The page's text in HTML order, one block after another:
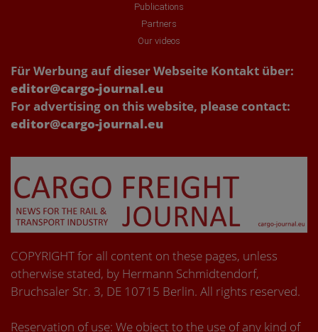
Publications
Partners
Our videos
Für Werbung auf dieser Webseite Kontakt über:
editor@cargo-journal.eu
For advertising on this website, please contact:
editor@cargo-journal.eu
COPYRIGHT for all content on these pages, unless
otherwise stated, by Hermann Schmidtendorf,
Bruchsaler Str. 3, DE 10715 Berlin. All rights reserved.
Reservation of use: We object to the use of any kind of